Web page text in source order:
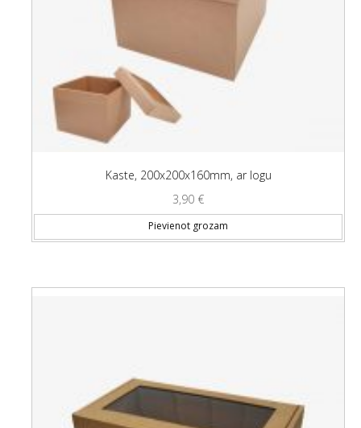
Kaste, 200x200x160mm, ar logu
3,90 €
Pievienot grozam